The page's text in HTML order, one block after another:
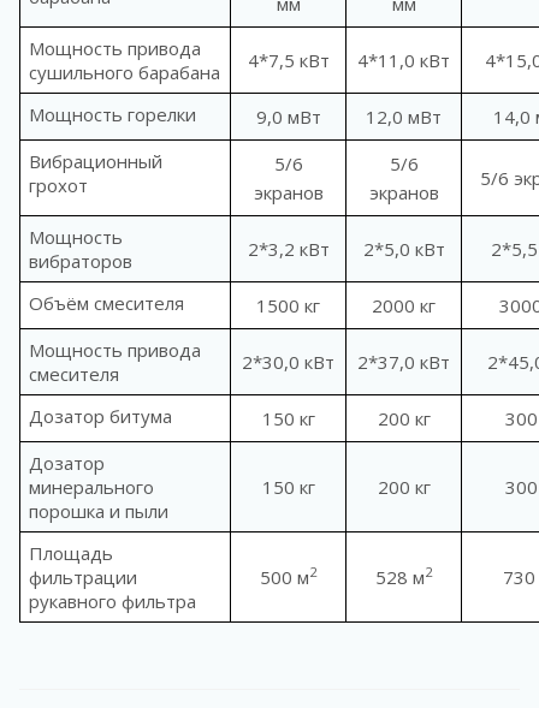
Мощность привода
сушильного барабана
4*7,5 кВт 4*11,0 кВт
Мощность горелки 9,0 мВт 12,0 мВт
14,0
Вибрационный
грохот
5/6
экранов
5/6
экранов
5/6
Мощность
вибраторов
2*3,2 кВт 2*5,0 кВт
Объём смесителя 1500 кг 2000 кг
Мощность привода
смесителя
2*30,0 кВт 2*37,0 кВт
Дозатор битума 150 кг 200 кг
300
Дозатор
минерального
порошка и пыли
150 кг 200 кг 300
Площадь
фильтрации
рукавного фильтра
500 м2 528 м2